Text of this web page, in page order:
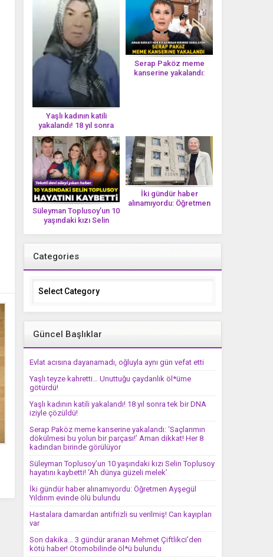
Yaşlı kadının katili
yakalandı! 18 yıl sonra
tek bir DNA iziyle
çözüldü!
Serap Paköz meme
kanserine yakalandı:
Süleyman Toplusoy’un 10
yaşındaki kızı Selin
İki gündür haber
alınamıyordu: Öğretmen
Categories
Categories
Güncel Başlıklar
Evlat acısına dayanamadı, oğluyla aynı gün vefat etti
Yaşlı teyze kahretti… Unuttuğu çaydanlık öl*üme
götürdü!
Yaşlı kadının katili yakalandı! 18 yıl sonra tek bir DNA
iziyle çözüldü!
Serap Paköz meme kanserine yakalandı: ‘Saçlarımın
dökülmesi bu yolun bir parçası!’ Aman dikkat! Her 8
kadından birinde görülüyor
Süleyman Toplusoy’un 10 yaşındaki kızı Selin Toplusoy
hayatını kaybetti! ‘Ah dünya güzeli melek’
İki gündür haber alınamıyordu: Öğretmen Ayşegül
Yıldırım evinde ölü bulundu
Hastalara damardan antifrizli su verilmiş! Can kayıpları
var
Son dakika… 3 gündür aranan Mehmet Çiftlikci’den
kötü haber! Otomobilinde öl*ü bulundu